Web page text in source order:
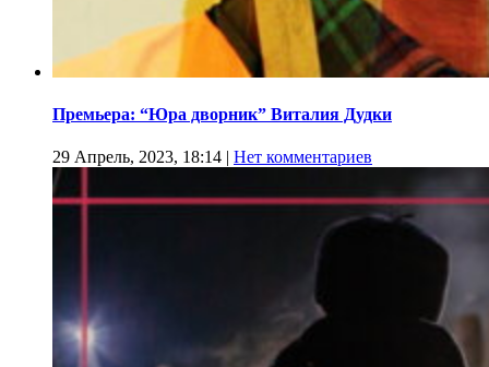
Премьера: “Юра дворник” Виталия Дудки
29 Апрель, 2023, 18:14 | Нет комментариев